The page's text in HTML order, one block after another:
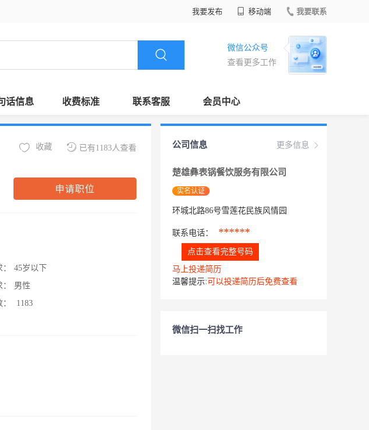
我要发布 移动端 我要联系
微信公众号
查看更多工作
话信息 收费标准 联系客服 会员中心
已有1183人查看
收藏
申请职位
45岁以下
男性
1183
更多信息
公司信息
楚雄彝表锅餐饮服务有限公司
实名认证
环城北路86号雪莲花民族风情园
联系电话： ******
点击查看完整号码
马上投递简历
温馨提示: 可以投递简历后免费查看
微信扫一扫找工作